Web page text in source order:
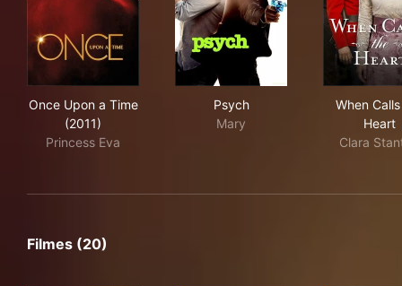
Once Upon a Time
(2011)
Princess Eva
Psych
Mary
When
Heart
Clara
Filmes (20)